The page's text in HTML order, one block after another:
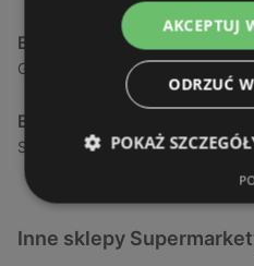
Biedronka
Gryfa Pomorskiego, 72-500
Biedronka
Sienkiewicza 32, 72-510 Wolin
Inne sklepy
AKCEPTUJ
ODRZUĆ
POKAŻ